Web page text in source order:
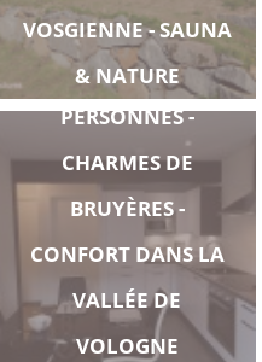
VOSGIENNE - SAUNA
& NATURE
APPARTEMENT 2
PERSONNES -
CHARMES DE
BRUYÈRES -
CONFORT DANS LA
VALLÉE DE
VOLOGNE